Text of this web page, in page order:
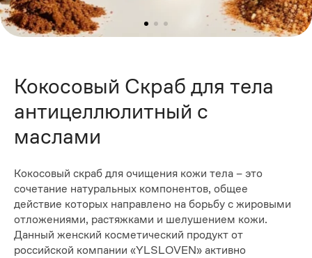
Кокосовый Скраб для тела
антицеллюлитный с
маслами
Кокосовый скраб для очищения кожи тела – это
сочетание натуральных компонентов, общее
действие которых направлено на борьбу с жировыми
отложениями, растяжками и шелушением кожи.
Данный женский косметический продукт от
российской компании «YLSLOVEN» активно